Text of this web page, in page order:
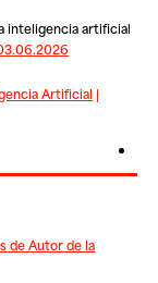
inteligencia artificial
Artificial |
de Autor de la